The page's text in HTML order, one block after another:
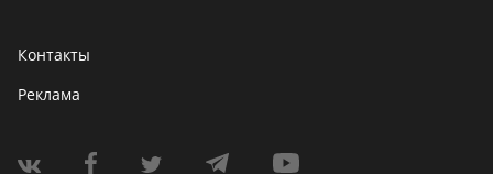
Контакты
Реклама